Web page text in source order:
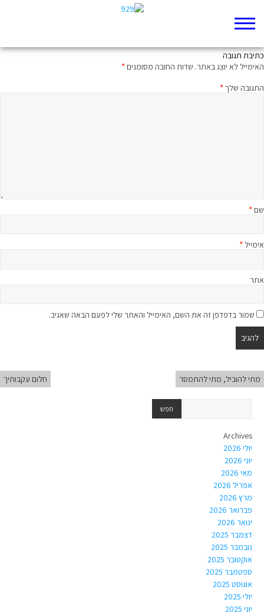
כתיבת תגובה
האימייל לא יוצג באתר. שדות החובה מסומנים*
התגובה שלך*
שם*
אימייל *
אתר
שמור בדפדפן זה את השם, האימייל והאתר שלי לפעם הבאה שאגיב.
מתי להוביל, מתי להתמסר חלום עקבותיך
Archives
יולי 2026
יוני 2026
מאי 2026
אפריל 2026
מרץ 2026
פברואר 2026
ינואר 2026
דצמבר 2025
נובמבר 2025
אוקטובר 2025
ספטמבר 2025
אוגוסט 2025
יולי 2025
יוני 2025